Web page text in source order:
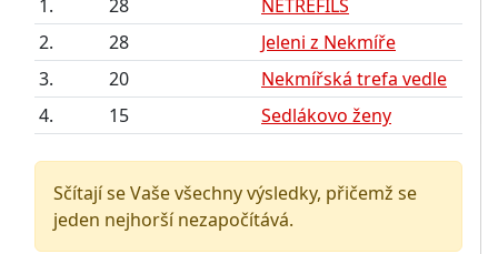
1.
28
NETREFILS
2.
28
Jeleni z Nekmíře
3.
20
Nekmířská trefa vedle
4.
15 Sedlákovo ženy
Sčítají se Vaše všechny výsledky, přičemž se
jeden nejhorší nezapočítává.